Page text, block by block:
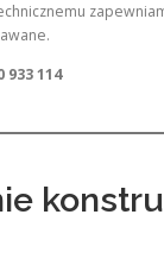
114